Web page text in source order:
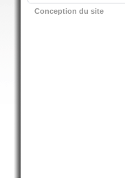
Conception du site